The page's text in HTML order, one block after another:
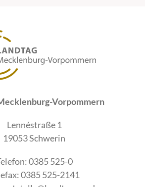
Vorpommern
Lennéstraße 1
19053 Schwerin
0385 525-0
0385 525-2141